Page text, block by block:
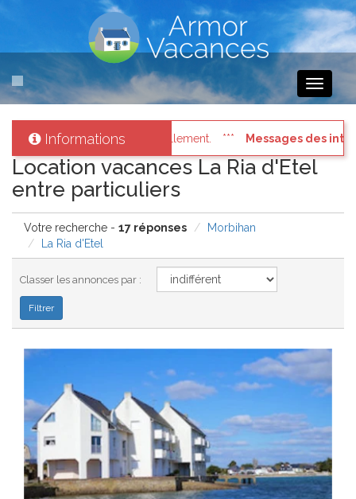
Toggle
Informations
des internautes pressés : Connectez vous à votre compte
Location vacances La Ria d'Etel
entre particuliers
Votre recherche - 17 réponses
Morbihan
La Ria d'Etel
Classer les annonces par :